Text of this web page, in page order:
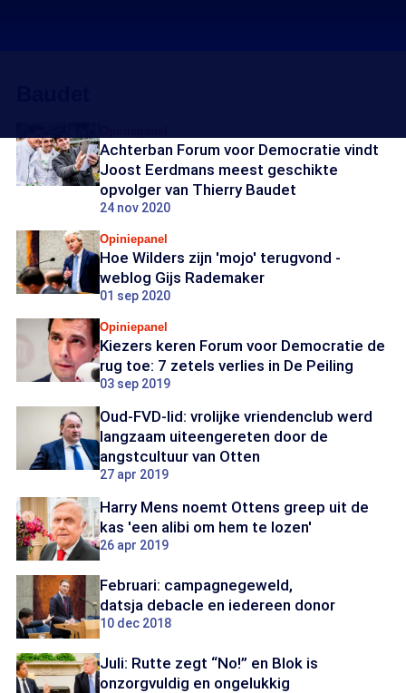
Achterban Forum voor Democratie vindt
Joost Eerdmans meest geschikte
opvolger van Thierry Baudet
24 nov 2020
Opiniepanel
Hoe Wilders zijn 'mojo' terugvond -
weblog Gijs Rademaker
01 sep 2020
Opiniepanel
Kiezers keren Forum voor Democratie de
rug toe: 7 zetels verlies in De Peiling
03 sep 2019
Oud-FVD-lid: vrolijke vriendenclub werd
langzaam uiteengereten door de
angstcultuur van Otten
27 apr 2019
Harry Mens noemt Ottens greep uit de
kas 'een alibi om hem te lozen'
26 apr 2019
Februari: campagnegeweld,
datsja debacle en iedereen donor
10 dec 2018
Juli: Rutte zegt “No!” en Blok is
onzorgvuldig en ongelukkig